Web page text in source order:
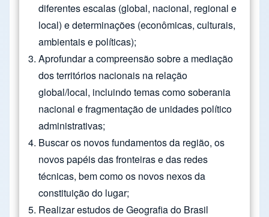
diferentes escalas (global, nacional, regional e
local) e determinações (econômicas, culturais,
ambientais e políticas);
Aprofundar a compreensão sobre a mediação
dos territórios nacionais na relação
global/local, incluindo temas como soberania
nacional e fragmentação de unidades político
administrativas;
Buscar os novos fundamentos da região, os
novos papéis das fronteiras e das redes
técnicas, bem como os novos nexos da
constituição do lugar;
Realizar estudos de Geografia do Brasil